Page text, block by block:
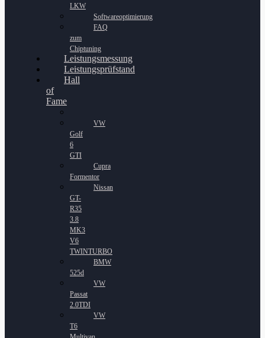
LKW
Softwareoptimierung
FAQ
zum
Chiptuning
Leistungsmessung
Leistungsprüfstand
Hall
of
Fame
VW
Golf
6
GTI
Cupra
Formentor
Nissan
GT-
R35
3.8
MK3
V6
TWINTURBO
BMW
525d
VW
Passat
2.0TDI
VW
T6